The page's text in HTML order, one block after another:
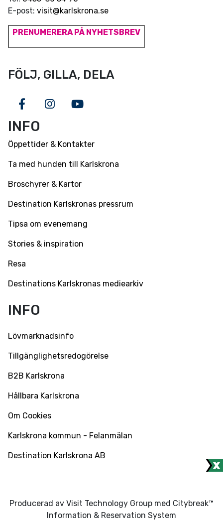
E-post: visit@karlskrona.se
PRENUMERERA PÅ NYHETSBREV
FÖLJ, GILLA, DELA
FacebookInstagram
Youtube
INFO
Öppettider & Kontakter
Ta med hunden till Karlskrona
Broschyrer & Kartor
Destination Karlskronas pressrum
Tipsa om evenemang
Stories & inspiration
Resa
Destinations Karlskronas mediearkiv
INFO
Lövmarknadsinfo
Tillgänglighetsredogörelse
B2B Karlskrona
Hållbara Karlskrona
Om Cookies
Karlskrona kommun - Felanmälan
Destination Karlskrona AB
Producerad av Visit Technology Group med Citybreak™
Information & Reservation System